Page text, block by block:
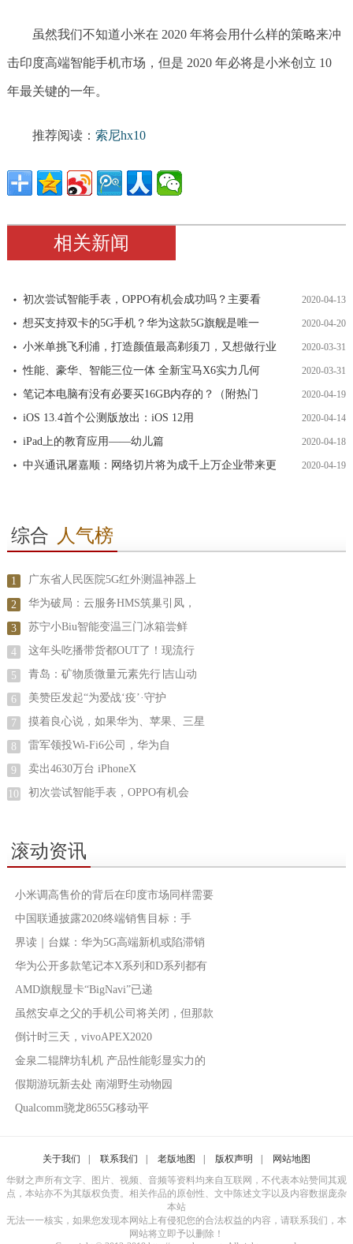
虽然我们不知道小米在 2020 年将会用什么样的策略来冲
击印度高端智能手机市场，但是 2020 年必将是小米创立 10
年最关键的一年。
推荐阅读： 索尼hx10
相关新闻
初次尝试智能手表，OPPO有机会成功吗？主要看 2020-04-13
想买支持双卡的5G手机？华为这款5G旗舰是唯一 2020-04-20
小米单挑飞利浦，打造颜值最高剃须刀，又想做行业 2020-03-31
性能、豪华、智能三位一体 全新宝马X6实力几何 2020-03-31
笔记本电脑有没有必要买16GB内存的？（附热门 2020-04-19
iOS 13.4首个公测版放出：iOS 12用 2020-04-14
iPad上的教育应用——幼儿篇 2020-04-18
中兴通讯屠嘉顺：网络切片将为成千上万企业带来更 2020-04-19
综合 人气榜
1 广东省人民医院5G红外测温神器上
2 华为破局：云服务HMS筑巢引凤，
3 苏宁小Biu智能变温三门冰箱尝鲜
4 这年头吃播带货都OUT了！现流行
5 青岛：矿物质微量元素先行∣吉山动
6 美赞臣发起“为爱战‘疫’·守护
7 摸着良心说，如果华为、苹果、三星
8 雷军领投Wi-Fi6公司，华为自
9 卖出4630万台 iPhoneX
10 初次尝试智能手表，OPPO有机会
滚动资讯
小米调高售价的背后在印度市场同样需要
中国联通披露2020终端销售目标：手
界读｜台媒：华为5G高端新机或陷滞销
华为公开多款笔记本X系列和D系列都有
AMD旗舰显卡“BigNavi”已递
虽然安卓之父的手机公司将关闭，但那款
倒计时三天，vivoAPEX2020
金泉二辊牌坊轧机 产品性能彰显实力的
假期游玩新去处 南湖野生动物园
Qualcomm骁龙8655G移动平
关于我们 联系我们 老版地图 版权声明
网站地图
华财之声所有文字、图片、视频、音频等资料均来自互联网，不代表本站赞同其观
点，本站亦不为其版权负责。相关作品的原创性、文中陈述文字以及内容数据庞杂
本站
无法一一核实，如果您发现本网站上有侵犯您的合法权益的内容，请联系我们，本
网站将立即予以删除！